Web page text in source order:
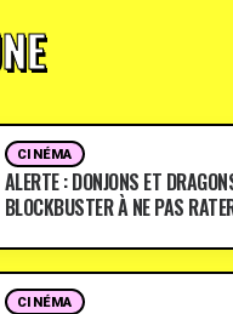
CINÉMA
ALERTE : DONJONS ET
BLOCKBUSTER À NE PAS
CINÉMA